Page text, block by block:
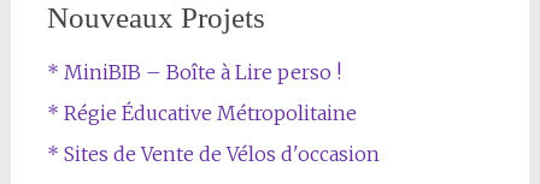
Nouveaux Projets
* MiniBIB – Boîte à Lire perso !
* Régie Éducative Métropolitaine
* Sites de Vente de Vélos d'occasion